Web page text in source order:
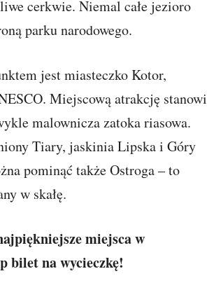
cerkwie. Niemal całe jezioro
parku narodowego.
jest miasteczko Kotor,
Miejscową atrakcję stanowi
malownicza zatoka riasowa.
Tiary, jaskinia Lipska i Góry
pominąć także Ostroga – to
w skałę.
miejsca w
bilet na wycieczkę!